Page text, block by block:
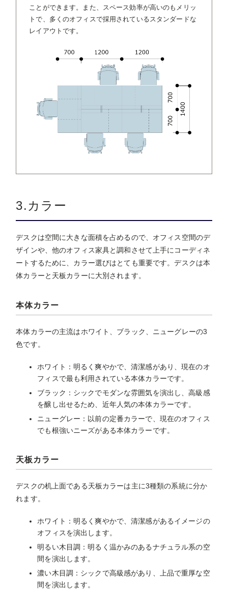
ことができます。また、スペース効率が高いのもメリッ
トで、多くのオフィスで採用されているスタンダードな
レイアウトです。
3.カラー
デスクは空間に大きな面積を占めるので、オフィス空間のデ
ザインや、他のオフィス家具と調和させて上手にコーディネ
ートするために、カラー選びはとても重要です。デスクは本
体カラーと天板カラーに大別されます。
本体カラー
本体カラーの主流はホワイト、ブラック、ニューグレーの3
色です。
ホワイト：明るく爽やかで、清潔感があり、現在のオ
フィスで最も利用されている本体カラーです。
ブラック：シックでモダンな雰囲気を演出し、高級感
を醸し出せるため、近年人気の本体カラーです。
ニューグレー：以前の定番カラーで、現在のオフィス
でも根強いニーズがある本体カラーです。
天板カラー
デスクの机上面である天板カラーは主に3種類の系統に分か
れます。
ホワイト：明るく爽やかで、清潔感があるイメージの
オフィスを演出します。
明るい木目調：明るく温かみのあるナチュラル系の空
間を演出します。
濃い木目調：シックで高級感があり、上品で重厚な空
間を演出します。